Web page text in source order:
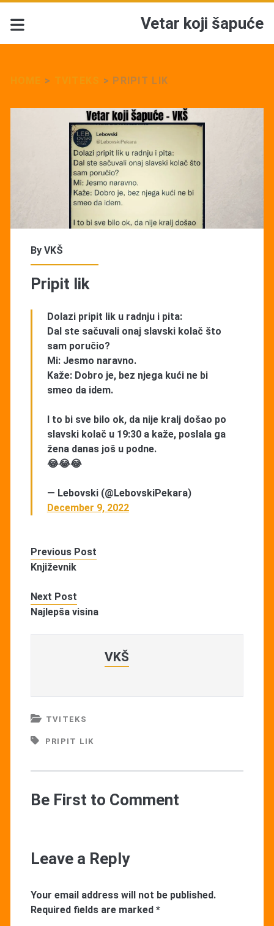
Vetar koji šapuće
> > PRIPIT LIK
By VKŠ
Pripit lik
Dolazi pripit lik u radnju i pita:
Dal ste sačuvali onaj slavski kolač što
sam poručio?
Mi: Jesmo naravno.
Kaže: Dobro je, bez njega kući ne bi
smeo da idem.
I to bi sve bilo ok, da nije kralj došao po
slavski kolač u 19:30 a kaže, poslala ga
žena danas još u podne.
😂😂😂
— Lebovski (@LebovskiPekara)
December 9, 2022
Previous Post
Književnik
Next Post
Najlepša visina
VKŠ
TVITEKS
PRIPIT LIK
Be First to Comment
Leave a Reply
Your email address will not be published.
Required fields are marked *